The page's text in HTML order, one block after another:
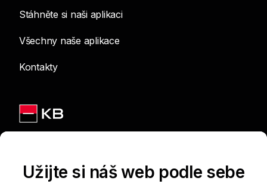
Stáhněte si naši aplikaci
Všechny naše aplikace
Kontakty
Užijte si náš web podle sebe